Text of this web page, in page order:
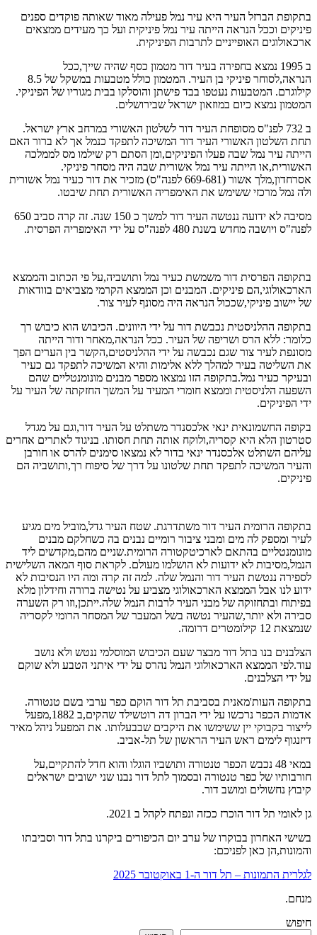
בתקופת הברזל העיר היא עיר נמל פעילה מאוד שאותה פוקדים ספנים
פיניקים וככל הנראה הייתה עיר נמל פיניקית ועל כך מעידים ממצאים
ארכאולוגים האופייניים לתרבות הפיניקית.
ב 1995 נמצא בחפירה בעיר דור מטמון כסף שהיה שייך,ככל
הנראה,לסוחר פיניקי בן העיר. המטמון כולל מטבעות במשקל של 8.5
קילוגרם. המטבעות נעטפו בבד פישתן והוסלקו בבית מגוריו של הפיניקי.
המטמון נמצא כיום במוזאון ישראל שבירושלים.
ב 732 לפנ"ס מסופחת העיר דור לשלטון האשורי במרחב ארץ ישראל.
תחת השלטון האשורי העיר דור המשיכה לתפקד כנמל אך לא ברור האם
הייתה עיר נמל שבה פעלו הפיניקים,ומן הסתם רק שילמו מס לממלכה
האשורית,או הייתה עיר נמל אשורית שבה היה מסחר פיניקי.
אסרחדון,מלך אשור (669-681 לפנה"ס) מזכיר את דור כעיר נמל אשורית
ולה נמל מרכזי ששימש את האימפריה האשורית תחת שיבטו.
מסיבה לא ידועה ננטשה העיר דור למשך כ 150 שנה. זה קרה סביב 650
לפנה"ס ויושבה מחדש בשנת 480 לפנה"ס על ידי האימפריה הפרסית.
בתקופה הפרסית דור משמשת כעיר נמל ותושביה,על פי הכתוב והממצא
הארכאולוגי,הם פיניקים. המבנים וכן הממצא הקרמי מצביאים בוודאות
של יישוב פיניקי,שככול הנראה היה מסונף לעיר צור.
בתקופה ההלניסטית נכבשת דור על ידי היוונים. הכיבוש הוא כיבוש רך
כלומר: ללא הרס ושריפה של העיר. ככל הנראה,מאחר ודור הייתה
מסונפת לעיר צור שגם נכבשה על ידי ההלניסטים,הקשר בין הערים הפך
את השליטה בעיר למהלך ללא אלימות והיא המשיכה לתפקד גם כעיר
ובעיקר כעיר נמל.בתקופה הזו נמצאו מספר מבנים מונומנטליים שהם
השפעה הלניסטית וממצא חומרי המעיד על המשך החזקתה של העיר על
ידי הפיניקים.
בקופה החשמונאית ינאי אלכסנדר משתלט על העיר דור,וגם על מגדל
סטרטון הלא היא קסריה,ולוקח אותה תחת חסותו. בניגוד לאתרים אחרים
עליהם השתלט אלכסנדר ינאי בדור לא נמצאו סימנים להרס או חורבן
והעיר המשיכה לתפקד תחת שלטונו על דרך של סיפוח רך,ותושביה הם
פיניקים.
בתקופה הרומית העיר דור משתדרגת. שטח העיר גדל,מוביל מים מגיע
לעיר ומספק לה מים ומבני ציבור רומיים נבנים בה כשחלקם מבנים
מונומנטליים בהתאם לארכיטקטורה הרומית.שניים מהם,מקדשים ליד
הנמל,מסיבות לא ידועות לא הושלמו מעולם. לקראת סוף המאה השלישית
לספירה ננטשת העיר דור והנמל שלה. למה זה קרה ומה היו הנסיבות לא
ידוע לנו אבל הממצא הארכאולוגי מצביע על נטישה ברורה וחידלון מלא
בפיתוח ובתחזוקה של מבני העיר לרבות הנמל שלה.ייתכן,וזו רק השערה
סבירה ולא יותר,שהעיר נטשה בשל המעבר של המסחר הרומי לקסריה
שנמצאת 12 קילומטרים דרומה.
הצלבנים בנו בתל דור מבצר שעם הכיבוש המוסלמי ננטש ולא נושב
עוד.לפי הממצא הארכאולוגי הנמל נהרס על ידי איתני הטבע ולא שוקם
על ידי הצלבנים.
בתקופה העות'מאנית בסביבת תל דור הוקם כפר ערבי בשם טנטורה.
אדמות הכפר נרכשו על ידי הברון דה רוטשילד שהקים,ב 1882,מפעל
לייצור בקבוקי יין ששימשו את היקבים שבבעלותו. את המפעל ניהל מאיר
דיזנגוף לימים ראש העיר הראשון של תל-אביב.
במאי 48 נכבש הכפר טנטורה ותושביו הוגלו והוא חדל להתקיים,על
חורבותיו של כפר טנטורה ובסמוך לתל דור נבנו שני ישובים ישראלים
קיבוץ נחשולים ומושב דור.
גן לאומי תל דור הוכרז ככזה ונפתח לקהל ב 2021.
בשישי האחרון בבוקרו של ערב יום הכיפורים ביקרנו בתל דור וסביבתו
והמונות,הן כאן לפניכם:
לגלרית התמונות – תל דור ה-1 באוקטובר 2025
מנחם.
חיפוש